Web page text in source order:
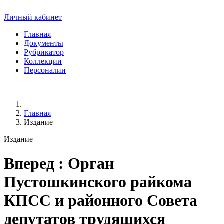
Личный кабинет
Главная
Документы
Рубрикатор
Коллекции
Персоналии
Главная
Издание
Издание
Вперед : Орган
Пустошкинского райкома
КПСС и районного Совета
депутатов трудящихся